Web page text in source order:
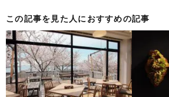
この記事を見た人におすすめの記事